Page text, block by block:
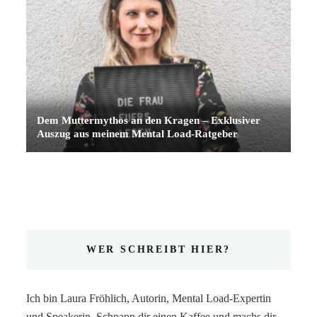
Dem Muttermythos an den Kragen – Exklusiver
Auszug aus meinem Mental Load-Ratgeber
WER SCHREIBT HIER?
Ich bin Laura Fröhlich, Autorin, Mental Load-Expertin